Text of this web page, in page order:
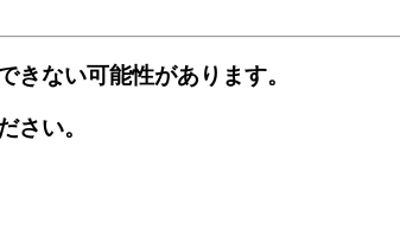
きない可能性があります。
さい。